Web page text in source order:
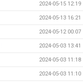
2024-05-15 12:19
2024-05-13 16:21
2024-05-12 00:07
2024-05-03 13:41
2024-05-03 11:18
2024-05-03 11:10